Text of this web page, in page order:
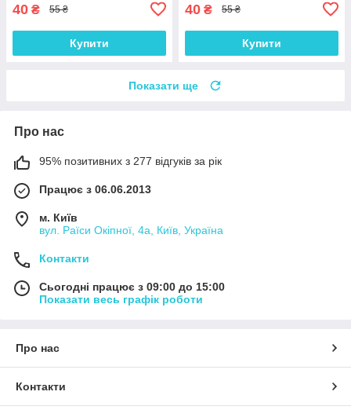
40 ₴ 55 ₴
Купити
40 ₴ 55 ₴
Купити
Показати ще
Про нас
95% позитивних з 277 відгуків за рік
Працює з 06.06.2013
м. Київ
вул. Раїси Окіпної, 4а, Київ, Україна
Контакти
Сьогодні працює з 09:00 до 15:00
Показати весь графік роботи
Про нас
Контакти